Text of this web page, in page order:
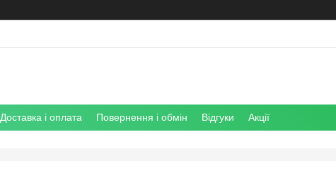
Доставка і оплата Повернення і обмін Відгуки Акції